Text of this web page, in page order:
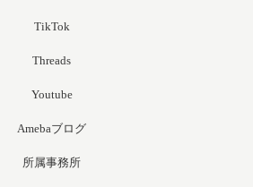
TikTok
Threads
Youtube
Amebaブログ
所属事務所